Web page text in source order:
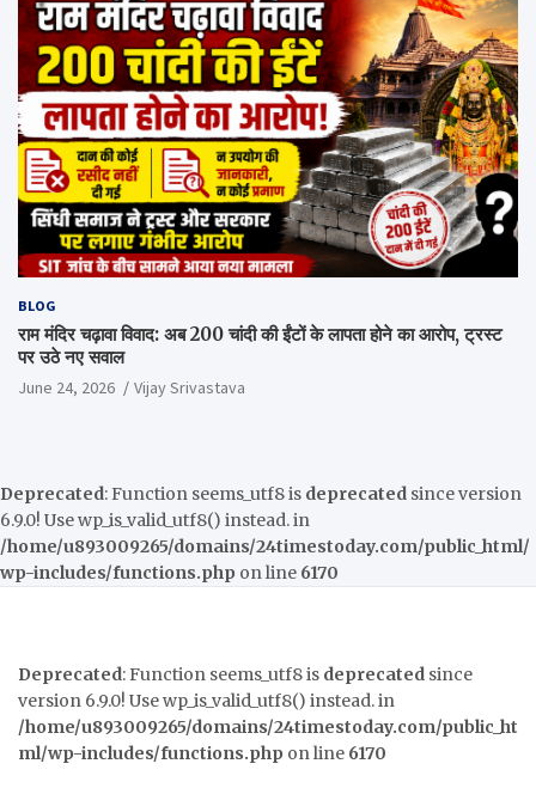
BLOG
राम मंदिर चढ़ावा विवाद: अब 200 चांदी की ईंटों के लापता होने का आरोप, ट्रस्ट
पर उठे नए सवाल
June 24, 2026 Vijay Srivastava
Deprecated: Function seems_utf8 is deprecated since version
6.9.0! Use wp_is_valid_utf8() instead. in
/home/u893009265/domains/24timestoday.com/public_html/
wp-includes/functions.php on line 6170
Deprecated: Function seems_utf8 is deprecated since
version 6.9.0! Use wp_is_valid_utf8() instead. in
/home/u893009265/domains/24timestoday.com/public_ht
ml/wp-includes/functions.php on line 6170